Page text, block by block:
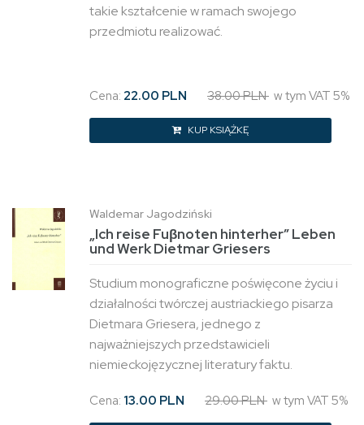
takie kształcenie w ramach swojego
przedmiotu realizować.
Cena: 22.00 PLN 38.00 PLN w tym VAT 5%
KUP KSIĄŻKĘ
Waldemar Jagodziński
„Ich reise Fuβnoten hinterher” Leben
und Werk Dietmar Griesers
Studium monograficzne poświęcone życiu i
działalności twórczej austriackiego pisarza
Dietmara Griesera, jednego z
najważniejszych przedstawicieli
niemieckojęzycznej literatury faktu.
Cena: 13.00 PLN 29.00 PLN w tym VAT 5%